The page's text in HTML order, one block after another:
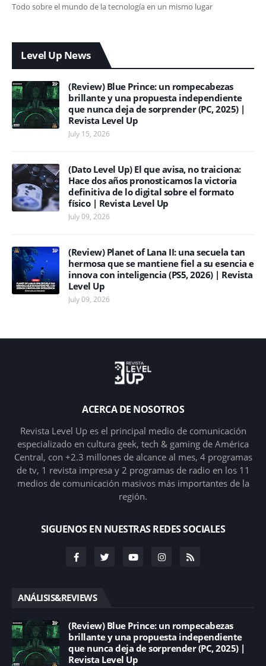
Todo sobre el mundo de la tecnología en un mismo lugar
Level Up News
(Review) Blue Prince: un rompecabezas
brillante y una propuesta independiente
que nunca deja de sorprender (PC, 2025) |
Revista Level Up
July 15, 2026
(Dato Level Up) El que avisa, no traiciona:
Hace dos años pronosticamos la victoria
definitiva de lo digital sobre el formato
físico | Revista Level Up
July 09, 2026
(Review) Planet of Lana II: una secuela tan
hermosa que se mantiene fiel a su esencia e
innova con inteligencia (PS5, 2026) | Revista
Level Up
July 09, 2026
ACERCA DE NOSOTROS
Revista Level Up es el principal medio de comunicación
especializado en cultura geek, tech & gaming de América
Central, con +2.3 millones de alcance al mes, 4 programas
de tv, 1 revista impresa y 2 programas de radio en los 11
medios de comunicación masivos más importantes de la
región.
SIGUENOS EN NUESTRAS REDES SOCIALES
ANÁLISIS&REVIEWS
(Review) Blue Prince: un rompecabezas
brillante y una propuesta independiente
que nunca deja de sorprender (PC, 2025) |
Revista Level Up